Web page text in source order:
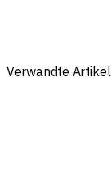
Verwandte Artikel